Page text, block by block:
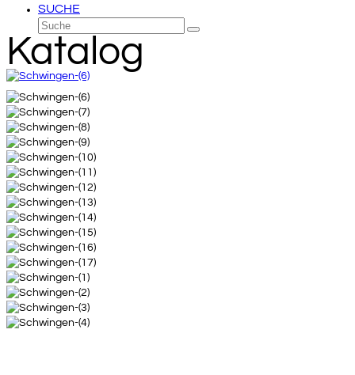
SUCHE
Suche
Senden
Katalog